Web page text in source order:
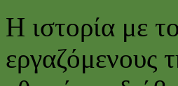
Η ιστορία με
εργαζόμενους